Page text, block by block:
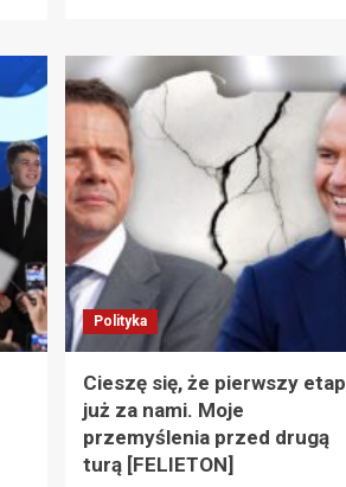
o
Ziobro
składa
doniesienie
na
Żurka
sprawie
prokuratora
Barskiego
Polityka
Cieszę się, że pierwszy etap
już za nami. Moje
przemyślenia przed drugą
turą [FELIETON]